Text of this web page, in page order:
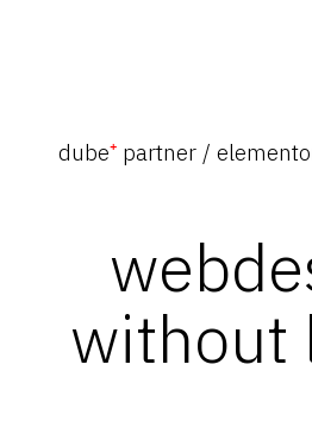
dube⁺ partner /
without